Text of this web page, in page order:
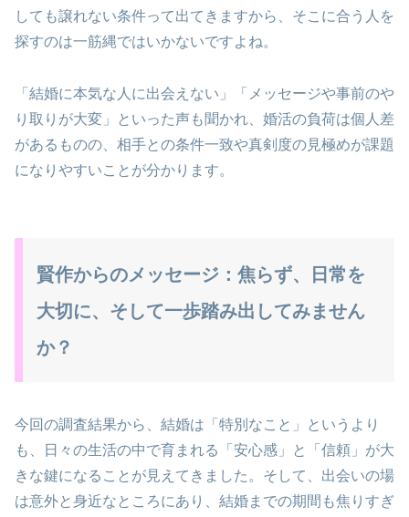
しても譲れない条件って出てきますから、そこに合う人を
探すのは一筋縄ではいかないですよね。
「結婚に本気な人に出会えない」「メッセージや事前のや
り取りが大変」といった声も聞かれ、婚活の負荷は個人差
があるものの、相手との条件一致や真剣度の見極めが課題
になりやすいことが分かります。
賢作からのメッセージ：焦らず、日常を
大切に、そして一歩踏み出してみません
か？
今回の調査結果から、結婚は「特別なこと」というより
も、日々の生活の中で育まれる「安心感」と「信頼」が大
きな鍵になることが見えてきました。そして、出会いの場
は意外と身近なところにあり、結婚までの期間も焦りすぎ